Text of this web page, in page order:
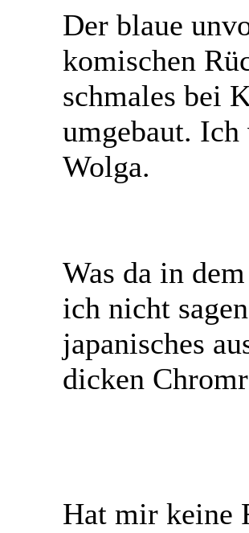
Der blaue
komischen
schmales bei
umgebaut.
Wolga.
Was da in
ich nicht
japanisches
dicken
Hat mir keine